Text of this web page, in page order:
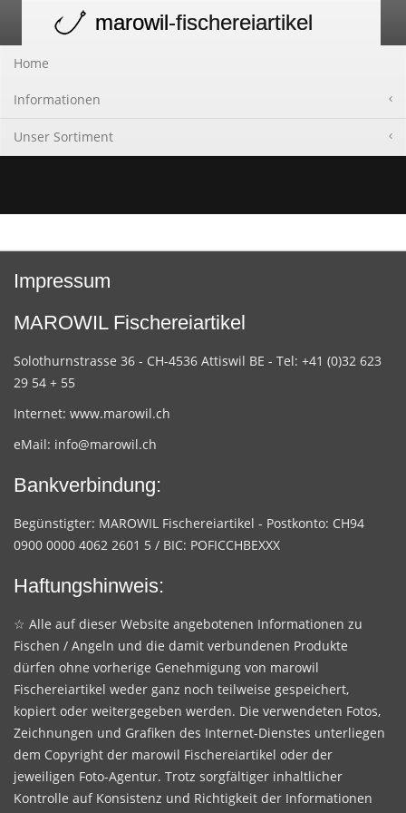
navigation
marowil-fischereiartikel
Home
Informationen
Unser Sortiment
Impressum
MAROWIL Fischereiartikel
Solothurnstrasse 36 - CH-4536 Attiswil BE - Tel: +41 (0)32 623
29 54 + 55
Internet: www.marowil.ch
eMail: info@marowil.ch
Bankverbindung:
Begünstigter: MAROWIL Fischereiartikel - Postkonto: CH94
0900 0000 4062 2601 5 / BIC: POFICCHBEXXX
Haftungshinweis:
☆ Alle auf dieser Website angebotenen Informationen zu
Fischen / Angeln und die damit verbundenen Produkte
dürfen ohne vorherige Genehmigung von marowil
Fischereiartikel weder ganz noch teilweise gespeichert,
kopiert oder weitergegeben werden. Die verwendeten Fotos,
Zeichnungen und Grafiken des Internet-Dienstes unterliegen
dem Copyright der marowil Fischereiartikel oder der
jeweiligen Foto-Agentur. Trotz sorgfältiger inhaltlicher
Kontrolle auf Konsistenz und Richtigkeit der Informationen